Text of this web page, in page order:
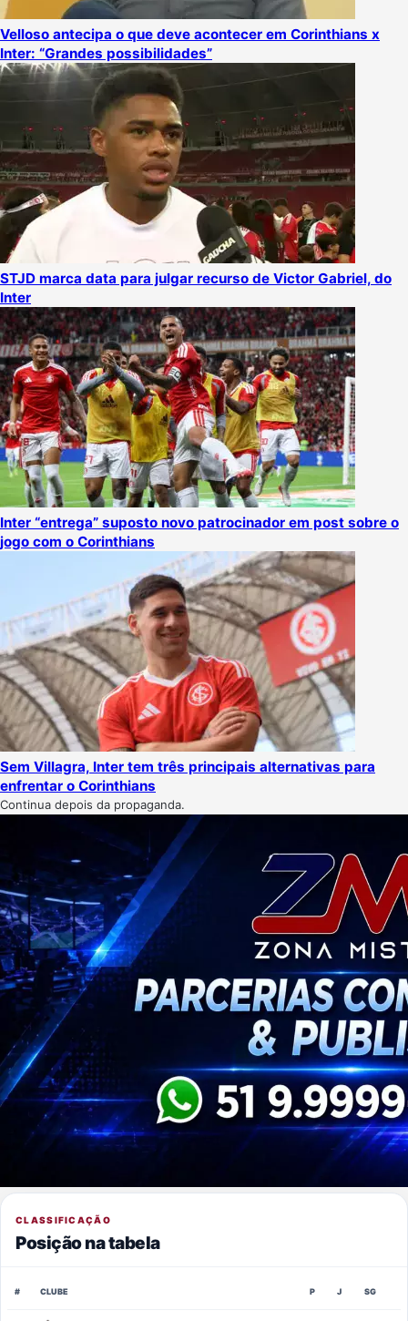
Velloso antecipa o que deve acontecer em Corinthians x
Inter: “Grandes possibilidades”
STJD marca data para julgar recurso de Victor Gabriel, do
Inter
Inter “entrega” suposto novo patrocinador em post sobre o
jogo com o Corinthians
Sem Villagra, Inter tem três principais alternativas para
enfrentar o Corinthians
Continua depois da propaganda.
CLASSIFICAÇÃO
Posição na tabela
# CLUBE P J SG